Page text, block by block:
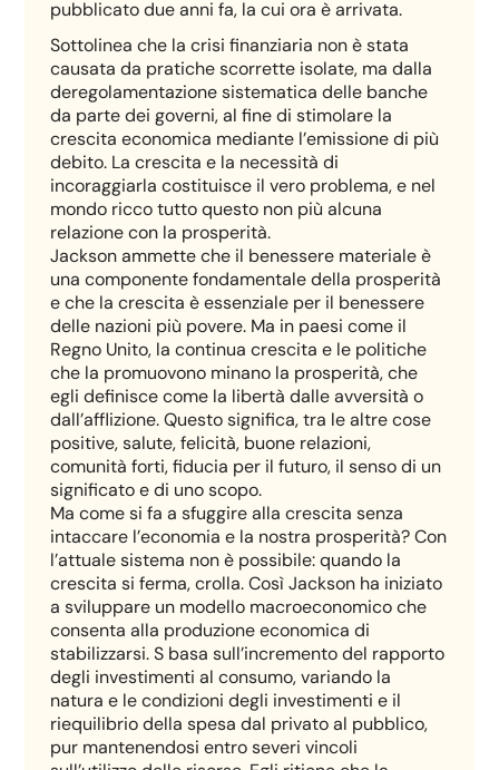
pubblicato due anni fa, la cui ora è arrivata.
Sottolinea che la crisi finanziaria non è stata
causata da pratiche scorrette isolate, ma dalla
deregolamentazione sistematica delle banche
da parte dei governi, al fine di stimolare la
crescita economica mediante l’emissione di più
debito. La crescita e la necessità di
incoraggiarla costituisce il vero problema, e nel
mondo ricco tutto questo non più alcuna
relazione con la prosperità.
Jackson ammette che il benessere materiale è
una componente fondamentale della prosperità
e che la crescita è essenziale per il benessere
delle nazioni più povere. Ma in paesi come il
Regno Unito, la continua crescita e le politiche
che la promuovono minano la prosperità, che
egli definisce come la libertà dalle avversità o
dall’afflizione. Questo significa, tra le altre cose
positive, salute, felicità, buone relazioni,
comunità forti, fiducia per il futuro, il senso di un
significato e di uno scopo.
Ma come si fa a sfuggire alla crescita senza
intaccare l’economia e la nostra prosperità? Con
l’attuale sistema non è possibile: quando la
crescita si ferma, crolla. Così Jackson ha iniziato
a sviluppare un modello macroeconomico che
consenta alla produzione economica di
stabilizzarsi. S basa sull’incremento del rapporto
degli investimenti al consumo, variando la
natura e le condizioni degli investimenti e il
riequilibrio della spesa dal privato al pubblico,
pur mantenendosi entro severi vincoli